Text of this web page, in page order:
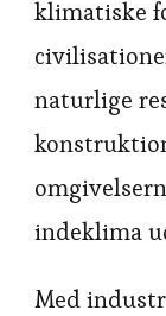
klimatiske
naturlige
indeklima
Med